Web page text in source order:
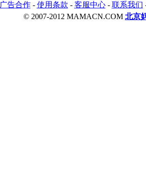
广告合作- 使用条款 - 客服中心- 联系我们
© 2007-2012 MAMACN.COM 北京